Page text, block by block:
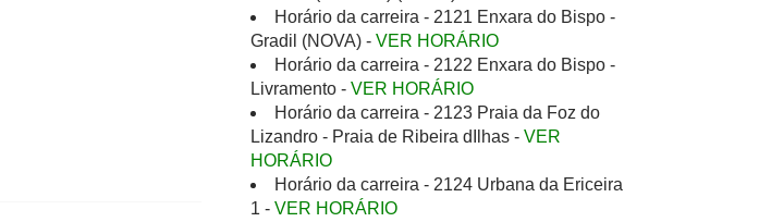
Horário da carreira - 2121 Enxara do Bispo -
Gradil (NOVA) - VER HORÁRIO
Horário da carreira - 2122 Enxara do Bispo -
Livramento - VER HORÁRIO
Horário da carreira - 2123 Praia da Foz do
Lizandro - Praia de Ribeira dIlhas - VER
HORÁRIO
Horário da carreira - 2124 Urbana da Ericeira
1 - VER HORÁRIO